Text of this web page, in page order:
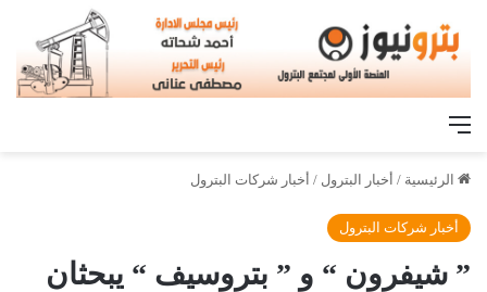
القائمة
الرئيسية / أخبار البترول / أخبار شركات البترول
أخبار شركات البترول
” شيفرون “ و ” بتروسيف “ يبحثان